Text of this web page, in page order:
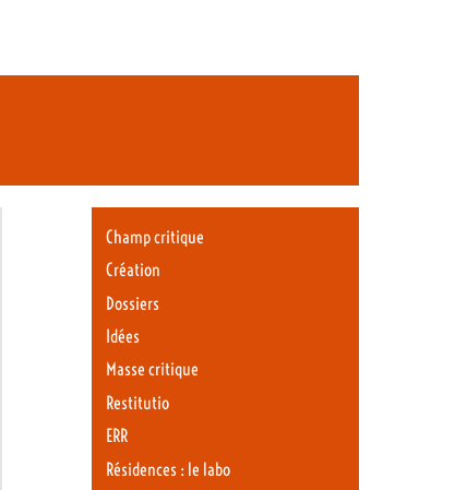
Champ critique
Création
Dossiers
Idées
Masse critique
Restitutio
ERR
Résidences : le labo